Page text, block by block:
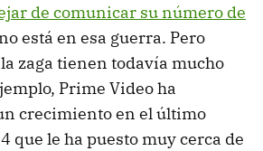
de comunicar su número de
está en esa guerra. Pero
zaga tienen todavía mucho
Prime Video ha
crecimiento en el último
que le ha puesto muy cerca de